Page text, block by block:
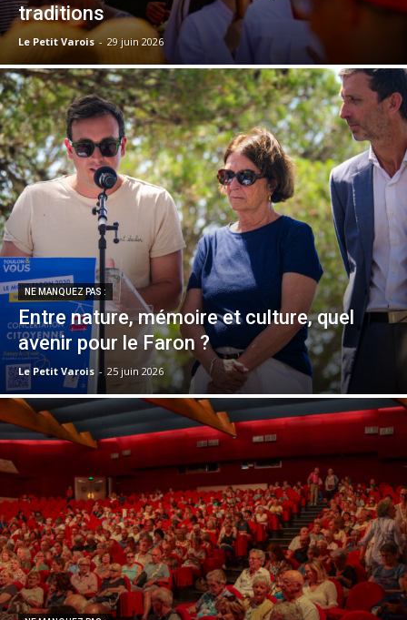
traditions
Le Petit Varois - 29 juin 2026
NE MANQUEZ PAS :
Entre nature, mémoire et culture, quel
avenir pour le Faron ?
Le Petit Varois - 25 juin 2026